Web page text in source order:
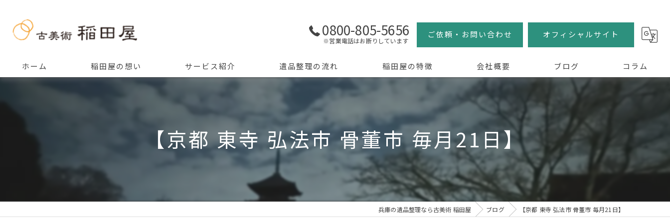
0800-805-5656
※営業電話はお断りしています
ご依頼・お問い合わせ オフィシャルサイト
ホーム 稲田屋の想い サービス紹介 遺品整理の流れ 稲田屋の特徴
生前整理
骨董品
美術品
京都の遺品整理
会社概要 ブログ コラム
【京都 東寺 弘法市 骨董市 毎月21日】
兵庫の遺品整理なら古美術 稲田屋 ブログ 【京都 東寺 弘法市 骨董市 毎月21日】